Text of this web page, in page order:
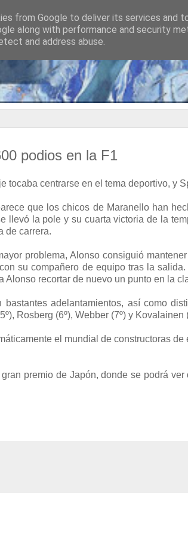
podios en la F1
tocaba centrarse en el tema deportivo, y
que los chicos de Maranello han
llevó la pole y su cuarta victoria de la
de carrera.
problema, Alonso consiguió
su compañero de equipo tras la
Alonso recortar de nuevo un punto en la
bastantes adelantamientos, así como
Rosberg (6º), Webber (7º) y Kovalainen
el mundial de constructoras de
premio de Japón, donde se podrá
from Google to deliver its services and
along with performance and security
and address abuse.